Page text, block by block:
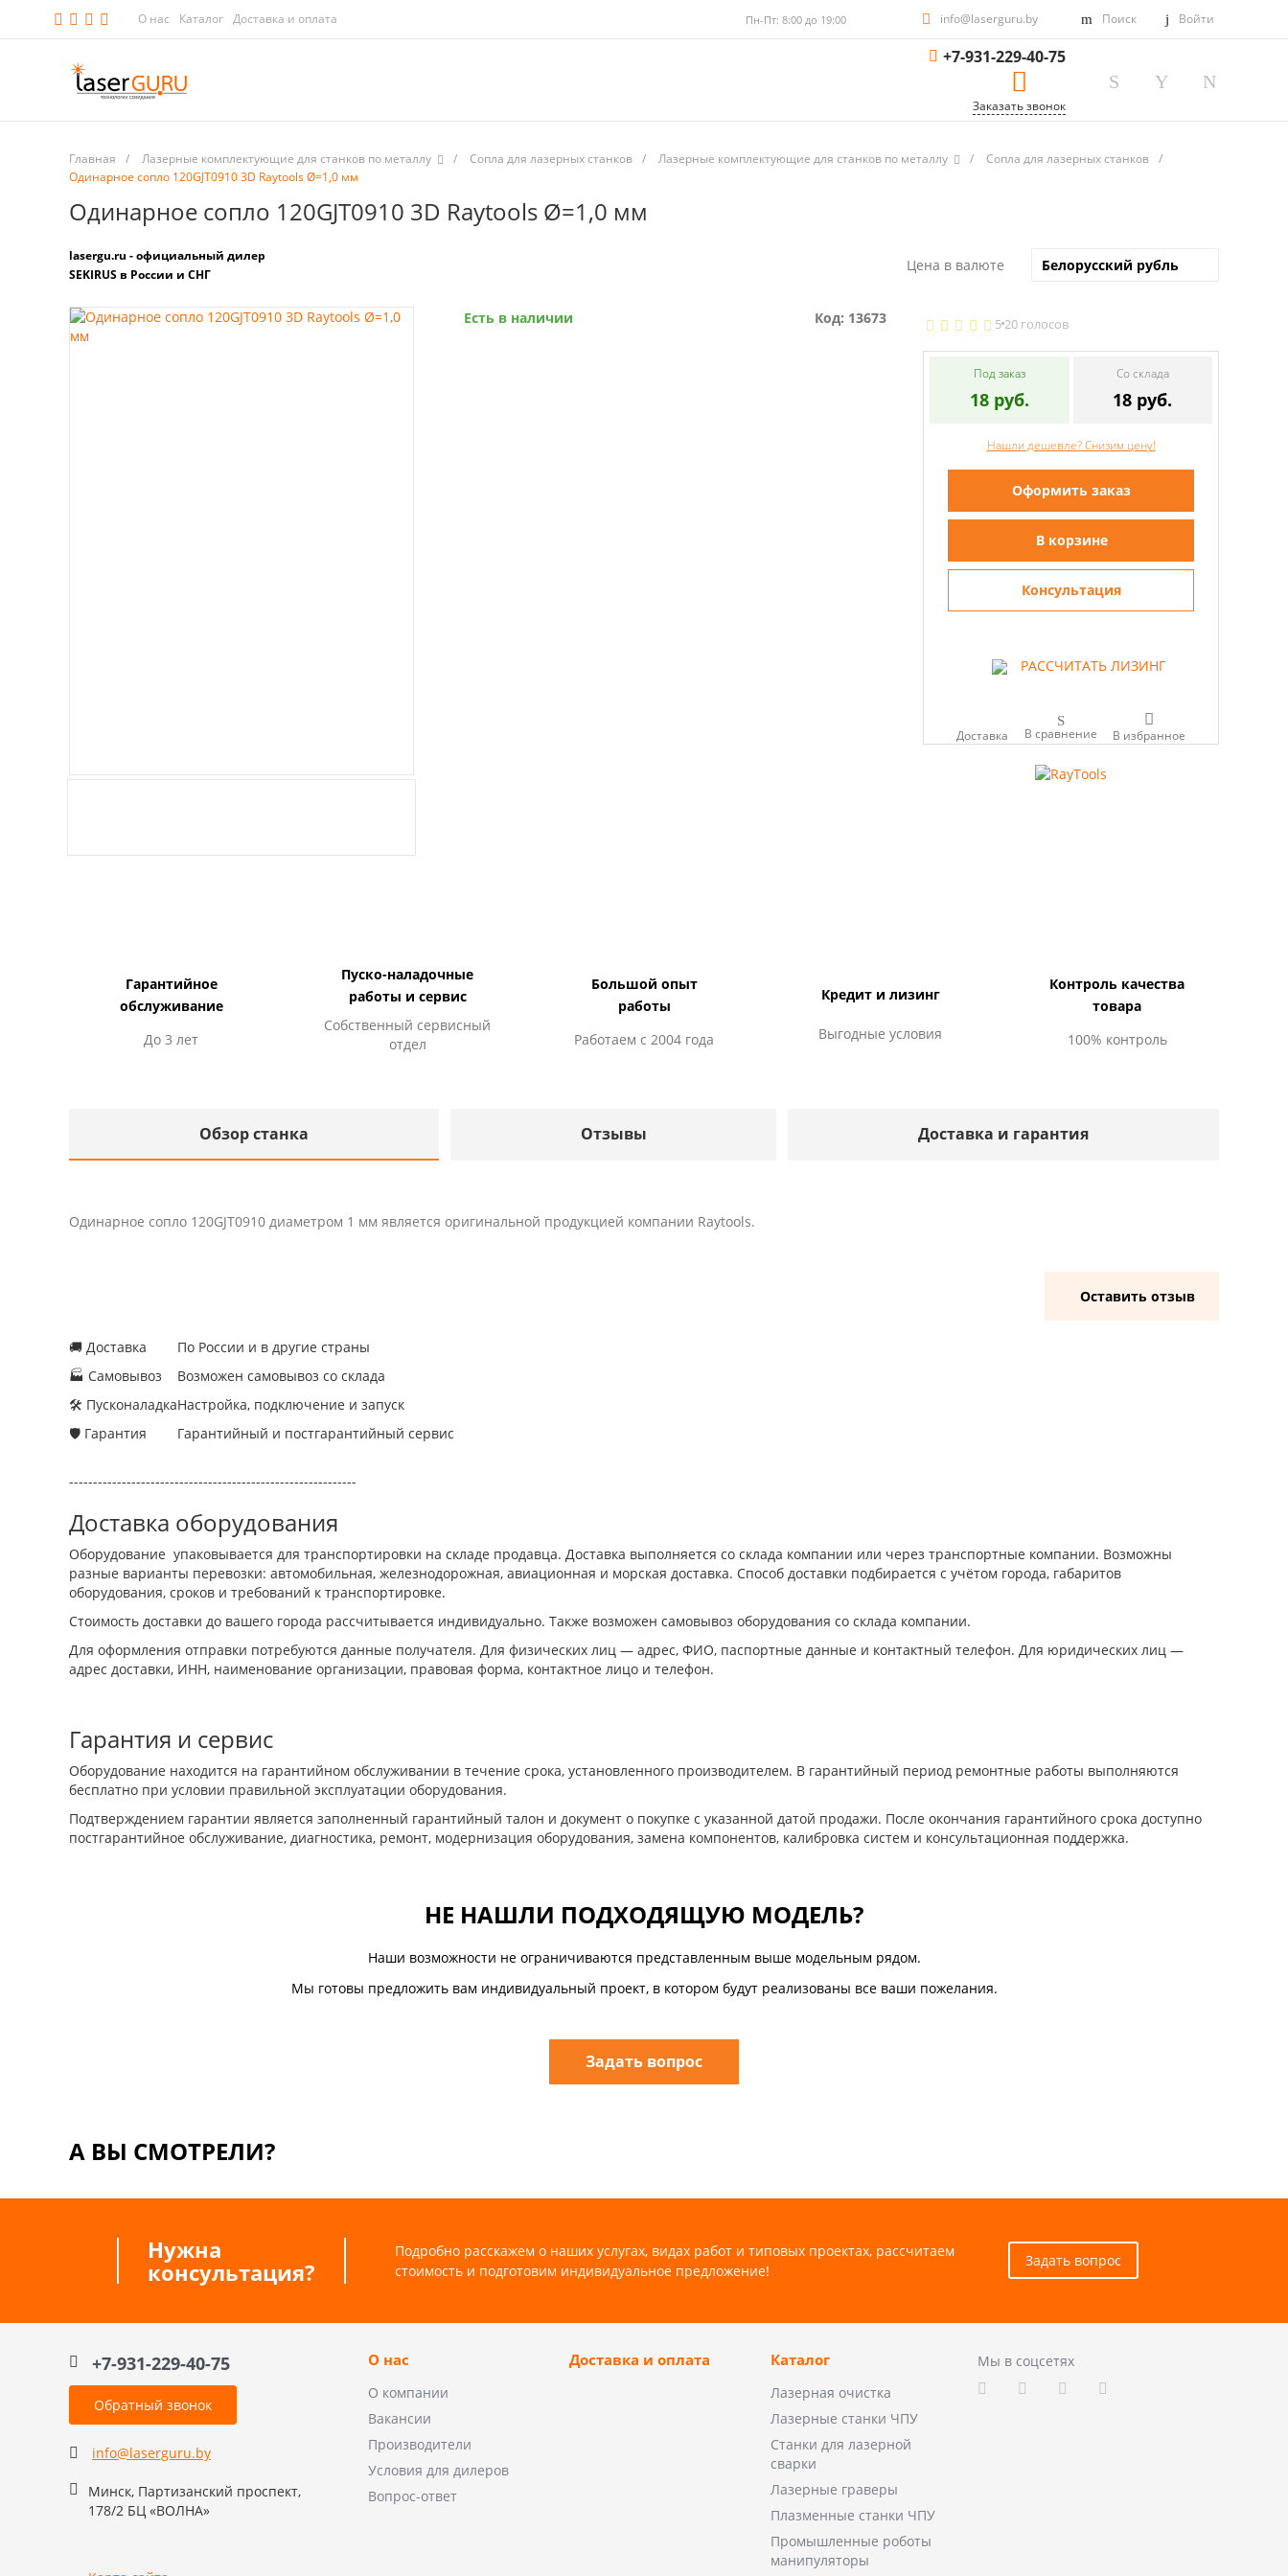
О нас Каталог Доставка и оплата Пн-Пт: 8:00 до 19:00 info@laserguru.by Поиск Войти
+7-931-229-40-75
Заказать звонок
Главная / Лазерные комплектующие для станков по металлу / Сопла для лазерных станков / Лазерные комплектующие для станков по металлу / Сопла для лазерных станков /
Одинарное сопло 120GJT0910 3D Raytools Ø=1,0 мм
Одинарное сопло 120GJT0910 3D Raytools Ø=1,0 мм
Цена в валюте
lasergu.ru - официальный дилер
SEKIRUS в России и СНГ
Есть в наличии Код: 13673 520 голосов
Под заказ
18 руб.
Со склада
18 руб.
Нашли дешевле? Снизим цену!
Оформить заказ
В корзине
Консультация
РАССЧИТАТЬ ЛИЗИНГ
Доставка В сравнение
Гарантийное
обслуживание
До 3 лет
Пуско-наладочные
работы и сервис
Собственный сервисный
отдел
Большой опыт
работы
Работаем с 2004 года
Кредит и лизинг
Выгодные условия
Контроль качества
товара
100% контроль
Обзор станка Отзывы Доставка и гарантия
Одинарное сопло 120GJT0910 диаметром 1 мм является оригинальной продукцией компании Raytools.
Оставить отзыв
🚚 Доставка
🏭 Самовывоз
🛠 Пусконаладка
🛡 Гарантия
По России и в другие страны
Возможен самовывоз со склада
Настройка, подключение и запуск
Гарантийный и постгарантийный сервис
------------------------------------------------------------
Доставка оборудования
Оборудование упаковывается для транспортировки на складе продавца. Доставка выполняется со склада компании или через транспортные компании. Возможны
разные варианты перевозки: автомобильная, железнодорожная, авиационная и морская доставка. Способ доставки подбирается с учётом города, габаритов
оборудования, сроков и требований к транспортировке.
Стоимость доставки до вашего города рассчитывается индивидуально. Также возможен самовывоз оборудования со склада компании.
Для оформления отправки потребуются данные получателя. Для физических лиц — адрес, ФИО, паспортные данные и контактный телефон. Для юридических лиц —
адрес доставки, ИНН, наименование организации, правовая форма, контактное лицо и телефон.
Гарантия и сервис
Оборудование находится на гарантийном обслуживании в течение срока, установленного производителем. В гарантийный период ремонтные работы выполняются
бесплатно при условии правильной эксплуатации оборудования.
Подтверждением гарантии является заполненный гарантийный талон и документ о покупке с указанной датой продажи. После окончания гарантийного срока доступно
постгарантийное обслуживание, диагностика, ремонт, модернизация оборудования, замена компонентов, калибровка систем и консультационная поддержка.
НЕ НАШЛИ ПОДХОДЯЩУЮ МОДЕЛЬ?
Наши возможности не ограничиваются представленным выше модельным рядом.
Мы готовы предложить вам индивидуальный проект, в котором будут реализованы все ваши пожелания.
Задать вопрос
А ВЫ СМОТРЕЛИ?
Нужна
консультация?
Подробно расскажем о наших услугах, видах работ и типовых проектах, рассчитаем
стоимость и подготовим индивидуальное предложение!
Задать вопрос
+7-931-229-40-75
Обратный звонок
info@laserguru.by
Минск, Партизанский проспект,
178/2 БЦ «ВОЛНА»
О нас
О компании
Вакансии
Производители
Условия для дилеров
Вопрос-ответ
Доставка и оплата Каталог
Лазерная очистка
Лазерные станки ЧПУ
Станки для лазерной
сварки
Лазерные граверы
Плазменные станки ЧПУ
Промышленные роботы
манипуляторы
Мы в соцсетях